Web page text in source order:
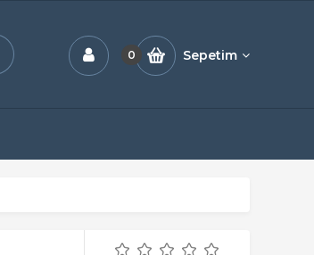
0 Sepetim